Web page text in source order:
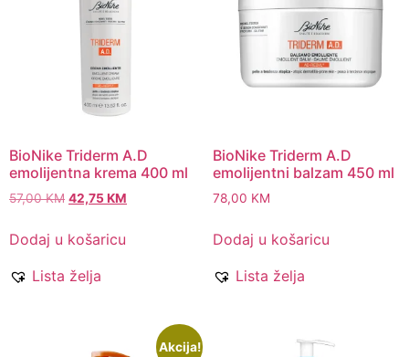
BioNike Triderm A.D
emolijentna krema 400 ml
57,00KM 42,75KM
Dodaj u košaricu
Lista želja
BioNike Triderm A.D
emolijentni balzam 450 ml
78,00 KM
Dodaj u košaricu
Lista želja
Akcija!